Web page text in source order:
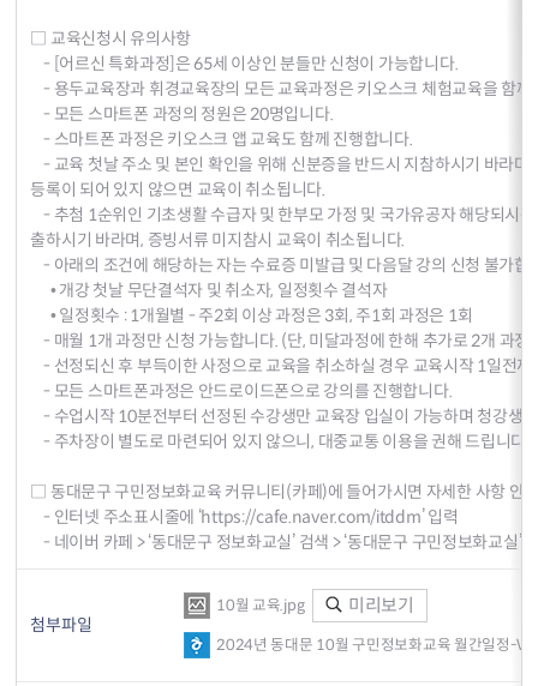
□ 교육신청시 유의사항
- [어르신 특화과정]은 65세 이상인 분들만 신청이 가능합니다.
- 용두교육장과 휘경교육장의 모든 교육과정은 키오스크 체험교육을 함
- 모든 스마트폰 과정의 정원은 20명입니다.
- 스마트폰 과정은 키오스크 앱 교육도 함께 진행합니다.
- 교육 첫날 주소 및 본인 확인을 위해 신분증을 반드시 지참하시기 바라며
등록이 되어 있지 않으면 교육이 취소됩니다.
- 추첨 1순위인 기초생활 수급자 및 한부모 가정 및 국가유공자 해당되시
출하시기 바라며, 증빙서류 미지참시 교육이 취소됩니다.
- 아래의 조건에 해당하는 자는 수료증 미발급 및 다음달 강의 신청 불가
• 개강 첫날 무단결석자 및 취소자, 일정횟수 결석자
• 일정횟수 : 1개월별 - 주2회 이상 과정은 3회, 주1회 과정은 1회
- 매월 1개 과정만 신청 가능합니다. (단, 미달과정에 한해 추가로 2개 과
- 선정되신 후 부득이한 사정으로 교육을 취소하실 경우 교육시작 1일전
- 모든 스마트폰과정은 안드로이드폰으로 강의를 진행합니다.
- 수업시작 10분전부터 선정된 수강생만 교육장 입실이 가능하며 청강생
- 주차장이 별도로 마련되어 있지 않으니, 대중교통 이용을 권해 드립니다.
□ 동대문구 구민정보화교육 커뮤니티(카페)에 들어가시면 자세한 사항 안
- 인터넷 주소표시줄에 ‘https://cafe.naver.com/itddm’ 입력
- 네이버 카페 > ‘동대문구 정보화교실’ 검색 > ‘동대문구 구민정보화교실’
첨부파일
10월 교육.jpg 미리보기
2024년 동대문 10월 구민정보화교육 월간일정-